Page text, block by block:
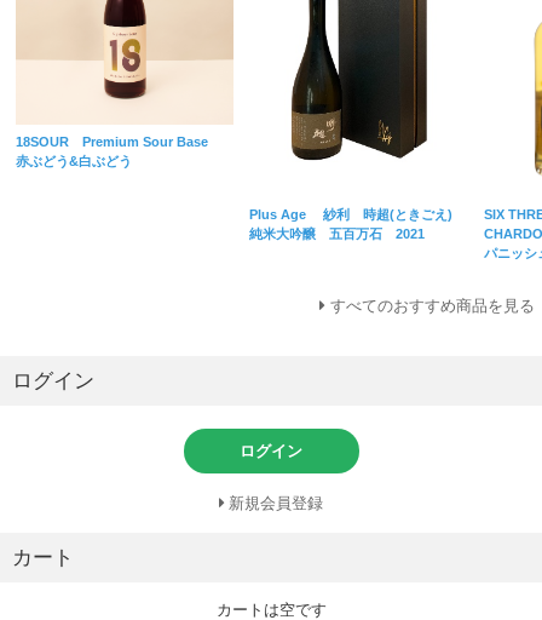
18SOUR Premium Sour Base
赤ぶどう&白ぶどう
Plus Age 紗利 時超(ときごえ)
純米大吟醸 五百万石 2021
SIX
パニッ
すべてのおすすめ商品を見る
ログイン
ログイン
新規会員登録
カート
カートは空です